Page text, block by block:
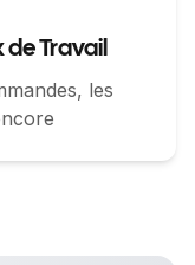
Travail
les